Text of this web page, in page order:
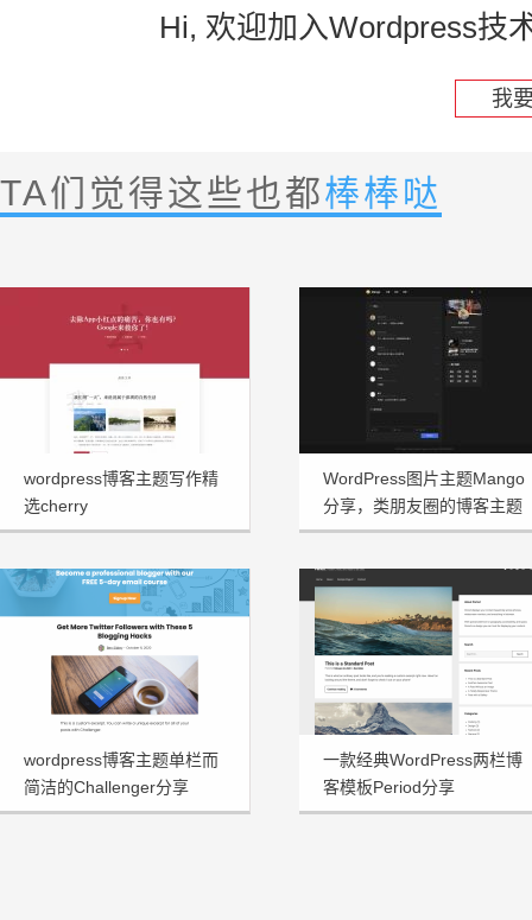
Hi, 欢迎加入Wordpress技
我
TA们觉得这些也都棒棒哒
wordpress博客主题写作精
选cherry
WordPress图片主题Mango
分享，类朋友圈的博客主题
wordpress博客主题单栏而
简洁的Challenger分享
一款经典WordPress两栏博
客模板Period分享